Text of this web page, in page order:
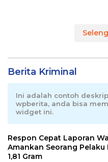
Berita Kriminal
Ini adalah contoh
wpberita, anda bisa
widget ini.
Respon Cepat Laporan
Amankan Seorang
1,81 Gram